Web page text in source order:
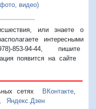
видео)
или знаете о
интересными
853-94-44, пишите
появится на сайте
сетях ВКонтакте,
Яндекс.Дзен